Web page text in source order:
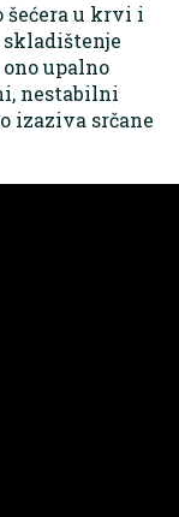
šećera u krvi i
upalno
nestabilni
izaziva srčane